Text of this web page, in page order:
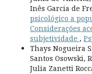
Inês Garcia de
psicológico a
Considerações
subjetividade ,
Thays Nogueira
Santos Osowski,
Julia Zanetti